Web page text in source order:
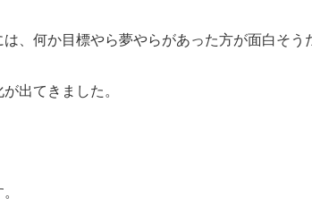
、何か目標やら夢やらがあった方が面白そう
出てきました。